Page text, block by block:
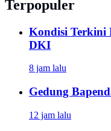
Terpopuler
Kondisi Terkini
DKI
8 jam lalu
Gedung
12 jam lalu